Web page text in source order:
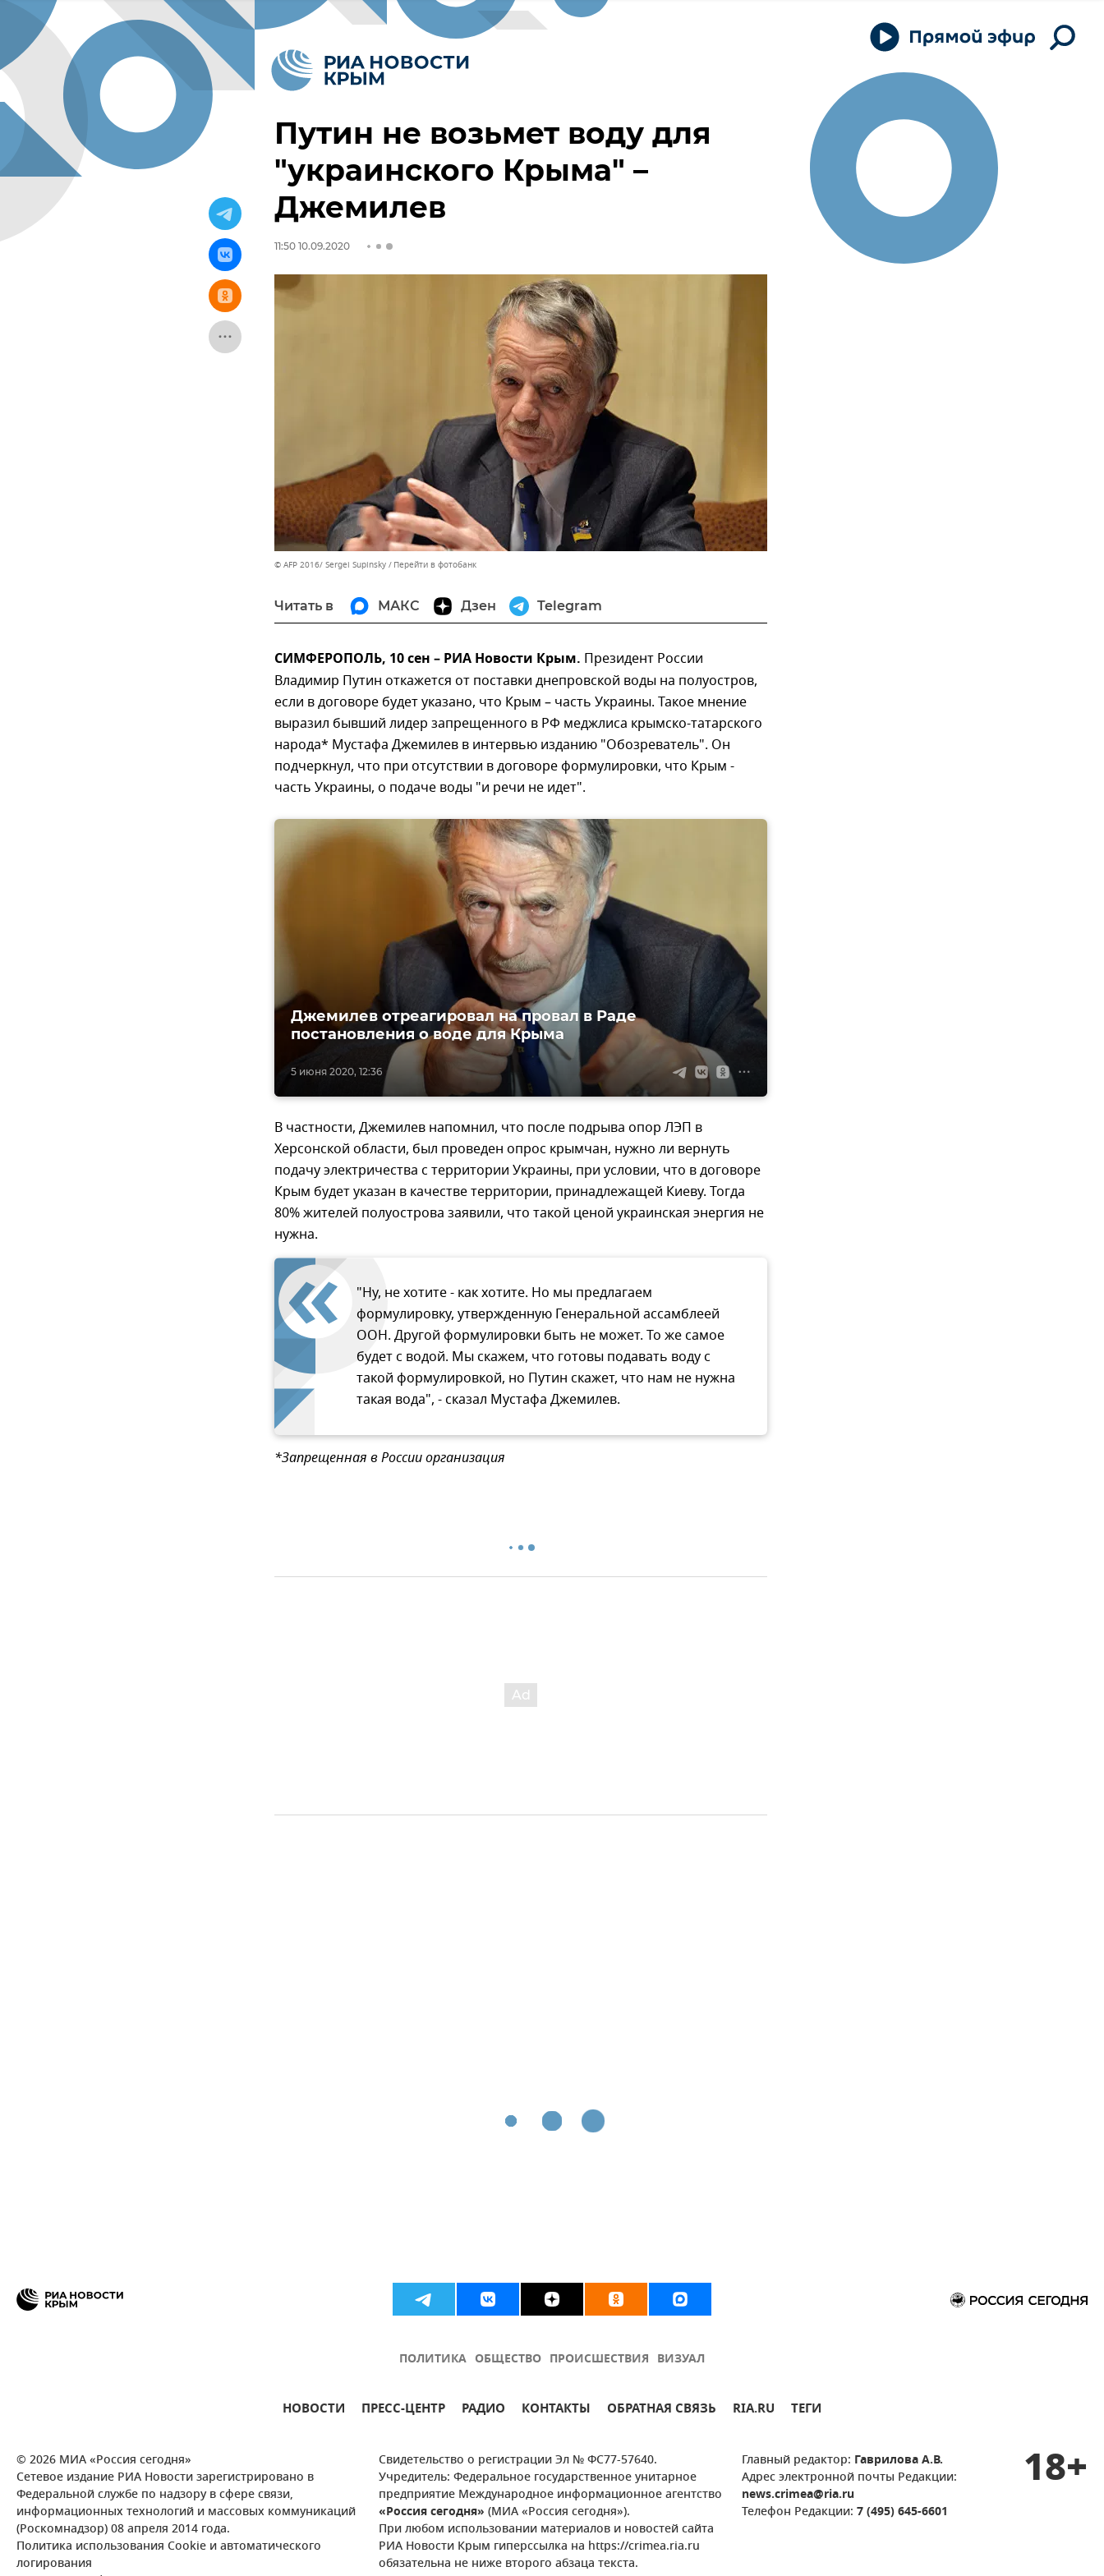
Путин не возьмет воду для
"украинского Крыма" –
Джемилев
11:50 10.09.2020
© AFP 2016/ Sergei Supinsky Перейти в фотобанк
Читать в МАКС Дзен Telegram
СИМФЕРОПОЛЬ, 10 сен – РИА Новости Крым. Президент России
Владимир Путин откажется от поставки днепровской воды на полуостров,
если в договоре будет указано, что Крым – часть Украины. Такое мнение
выразил бывший лидер запрещенного в РФ меджлиса крымско-татарского
народа* Мустафа Джемилев в интервью изданию "Обозреватель". Он
подчеркнул, что при отсутствии в договоре формулировки, что Крым -
часть Украины, о подаче воды "и речи не идет".
5 июня 2020, 12:36
Джемилев отреагировал на провал в Раде
постановления о воде для Крыма
В частности, Джемилев напомнил, что после подрыва опор ЛЭП в
Херсонской области, был проведен опрос крымчан, нужно ли вернуть
подачу электричества с территории Украины, при условии, что в договоре
Крым будет указан в качестве территории, принадлежащей Киеву. Тогда
80% жителей полуострова заявили, что такой ценой украинская энергия не
нужна.
"Ну, не хотите - как хотите. Но мы предлагаем
формулировку, утвержденную Генеральной ассамблеей
ООН. Другой формулировки быть не может. То же самое
будет с водой. Мы скажем, что готовы подавать воду с
такой формулировкой, но Путин скажет, что нам не нужна
такая вода", - сказал Мустафа Джемилев.
*Запрещенная в России организация
ПОЛИТИКА ОБЩЕСТВО ПРОИСШЕСТВИЯ ВИЗУАЛ
НОВОСТИ ПРЕСС-ЦЕНТР РАДИО КОНТАКТЫ ОБРАТНАЯ СВЯЗЬ RIA.RU ТЕГИ
© 2026 МИА «Россия сегодня»
Сетевое издание РИА Новости зарегистрировано в
Федеральной службе по надзору в сфере связи,
информационных технологий и массовых коммуникаций
(Роскомнадзор) 08 апреля 2014 года.
Политика использования Cookie и автоматического
логирования
Свидетельство о регистрации Эл № ФС77-57640.
Учредитель: Федеральное государственное унитарное
предприятие Международное информационное агентство
«Россия сегодня» (МИА «Россия сегодня»).
При любом использовании материалов и новостей сайта
РИА Новости Крым гиперссылка на https://crimea.ria.ru
обязательна не ниже второго абзаца текста.
Главный редактор: Гаврилова А.В.
Адрес электронной почты Редакции:
news.crimea@ria.ru
Телефон Редакции: 7 (495) 645-6601
18+